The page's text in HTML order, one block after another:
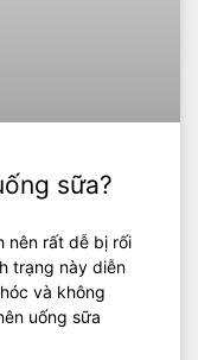
sữa?
nên rất dễ bị rối
trạng này diễn
và không
uống sữa